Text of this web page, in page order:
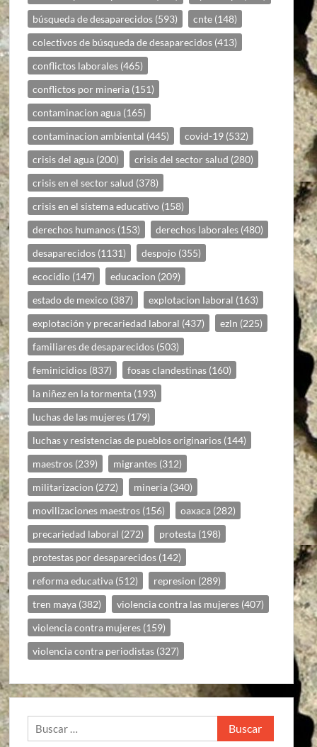
búsqueda de desaparecidos (593) cnte (148)
colectivos de búsqueda de desaparecidos (413)
conflictos laborales (465)
conflictos por mineria (151)
contaminacion agua (165)
contaminacion ambiental (445) covid-19 (532)
crisis del agua (200) crisis del sector salud (280)
crisis en el sector salud (378)
crisis en el sistema educativo (158)
derechos humanos (153) derechos laborales (480)
desaparecidos (1131) despojo (355)
ecocidio (147) educacion (209)
estado de mexico (387) explotacion laboral (163)
explotación y precariedad laboral (437) ezln (225)
familiares de desaparecidos (503)
feminicidios (837) fosas clandestinas (160)
la niñez en la tormenta (193)
luchas de las mujeres (179)
luchas y resistencias de pueblos originarios (144)
maestros (239) migrantes (312)
militarizacion (272) mineria (340)
movilizaciones maestros (156) oaxaca (282)
precariedad laboral (272) protesta (198)
protestas por desaparecidos (142)
reforma educativa (512) represion (289)
tren maya (382) violencia contra las mujeres (407)
violencia contra mujeres (159)
violencia contra periodistas (327)
Buscar: